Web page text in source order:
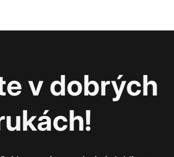
v dobrých